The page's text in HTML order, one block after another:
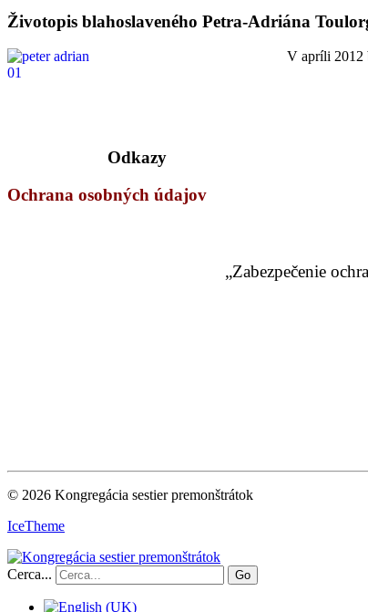
Životopis blahoslaveného Petra-Adriána
V apríli 2012
Odkazy
Ochrana osobných údajov
„Zabezpečenie
© 2026 Kongregácia sestier premonštrátok
IceTheme
Cerca... Go